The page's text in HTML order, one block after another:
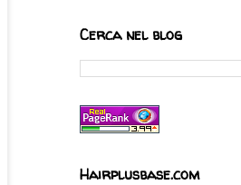
Cerca nel blog
Hairplusbase.com